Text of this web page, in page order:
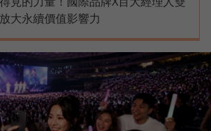
大永續價值影響力